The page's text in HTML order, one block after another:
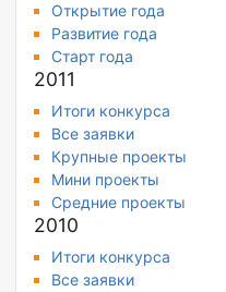
Открытие года
Развитие года
Старт года
2011
Итоги конкурса
Все заявки
Крупные проекты
Мини проекты
Средние проекты
2010
Итоги конкурса
Все заявки